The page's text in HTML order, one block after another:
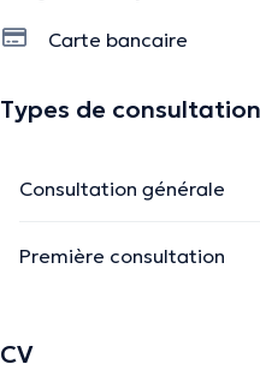
Carte bancaire
Types de consultation
Consultation générale
Première consultation
CV